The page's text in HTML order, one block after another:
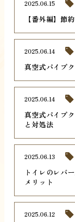
【番外編】節
2025.06.15
真空式パイプ
2025.06.14
真空式パイプ
と対処法
2025.06.14
トイレのレバ
メリット
2025.06.13
2025.06.12